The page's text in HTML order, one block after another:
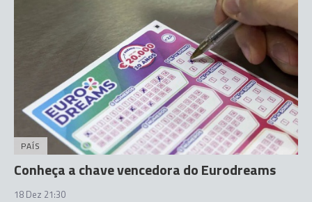
PAÍS
Conheça a chave vencedora do Eurodreams
18 Dez 21:30